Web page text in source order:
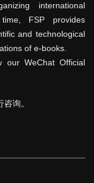
international
FSP provides
and technological
of e-books.
our WeChat Official
询。